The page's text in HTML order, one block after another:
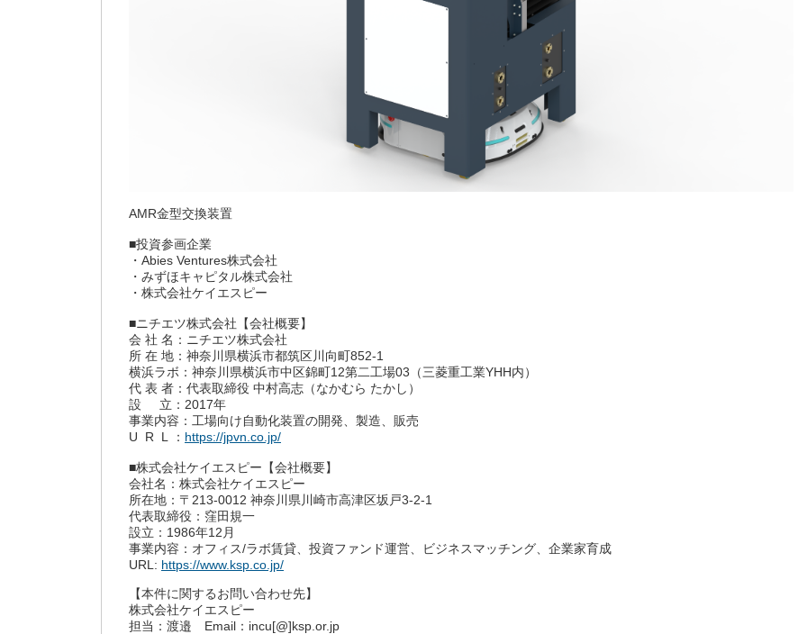
AMR金型交換装置
■投資参画企業
・Abies Ventures株式会社
・みずほキャピタル株式会社
・株式会社ケイエスピー
■ニチエツ株式会社【会社概要】
会 社 名：ニチエツ株式会社
所 在 地：神奈川県横浜市都筑区川向町852-1
横浜ラボ：神奈川県横浜市中区錦町12第二工場03（三菱重工業YHH内）
代 表 者：代表取締役 中村高志（なかむら たかし）
設 立：2017年
事業内容：工場向け自動化装置の開発、製造、販売
U R L ： https://jpvn.co.jp/
■株式会社ケイエスピー【会社概要】
会社名：株式会社ケイエスピー
所在地：〒213-0012 神奈川県川崎市高津区坂戸3-2-1
代表取締役：窪田規一
設立：1986年12月
事業内容：オフィス/ラボ賃貸、投資ファンド運営、ビジネスマッチング、企業家育成
URL: https://www.ksp.co.jp/
【本件に関するお問い合わせ先】
株式会社ケイエスピー
担当：渡邉 Email：incu[@]ksp.or.jp